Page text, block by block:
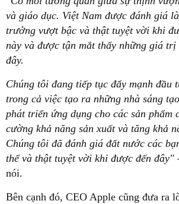
và giáo dục. Việt Nam được đánh giá
trưởng vượt bậc và thật tuyệt vời khi
này và được tận mắt thấy những giá
đây.
Chúng tôi đang tiếp tục đẩy mạnh đầu
trong cả việc tạo ra những nhà sáng
phát triển ứng dụng cho các sản phẩm
cường khả năng sản xuất và tăng khả
Chúng tôi đã đánh giá đất nước các
thể và thật tuyệt vời khi được đến đây"
nói.
Bên cạnh đó, CEO Apple cũng đưa ra